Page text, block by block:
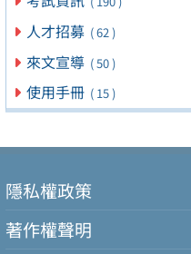
人才招募 ( 62 )
來文宣導 ( 50 )
使用手冊 ( 15 )
隱私權政策
著作權聲明